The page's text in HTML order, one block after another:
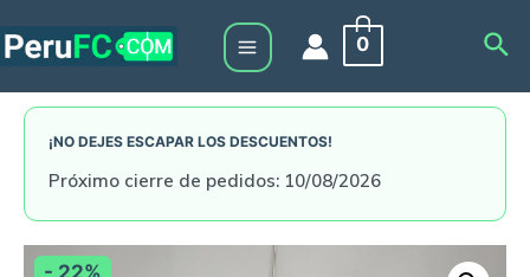
to
Main
Menu
0
¡NO DEJES ESCAPAR LOS DESCUENTOS!
Próximo cierre de pedidos: 10/08/2026
- 22%